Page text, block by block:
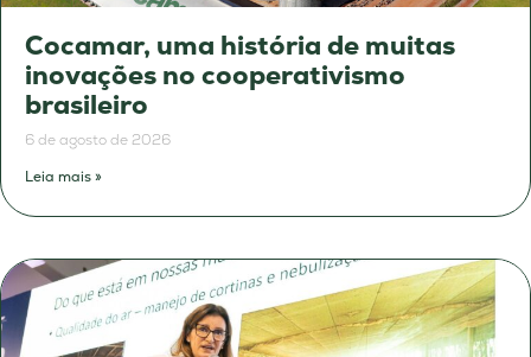
Cocamar, uma história de muitas
inovações no cooperativismo
brasileiro
6 de agosto de 2026
Leia mais »